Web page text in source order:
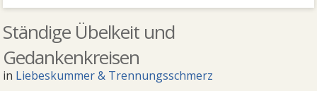
Ständige Übelkeit und
Gedankenkreisen
in Liebeskummer & Trennungsschmerz